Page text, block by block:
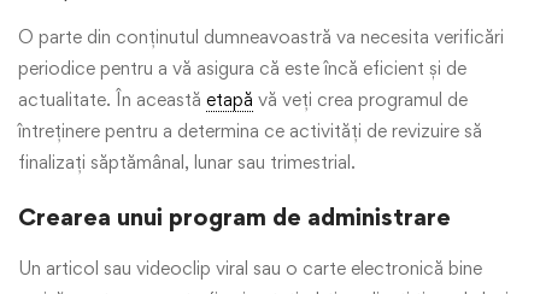
O parte din conținutul dumneavoastră va necesita verificări
periodice pentru a vă asigura că este încă eficient și de
actualitate. În această etapă vă veți crea programul de
întreținere pentru a determina ce activități de revizuire să
finalizați săptămânal, lunar sau trimestrial.
Crearea unui program de administrare
Un articol sau videoclip viral sau o carte electronică bine